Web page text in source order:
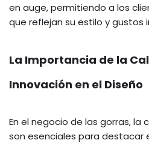
en auge, permitiendo a los
que reflejan su estilo y gustos
La Importancia de la
Innovación en el Diseño
En el negocio de las gorras, la
son esenciales para destacar